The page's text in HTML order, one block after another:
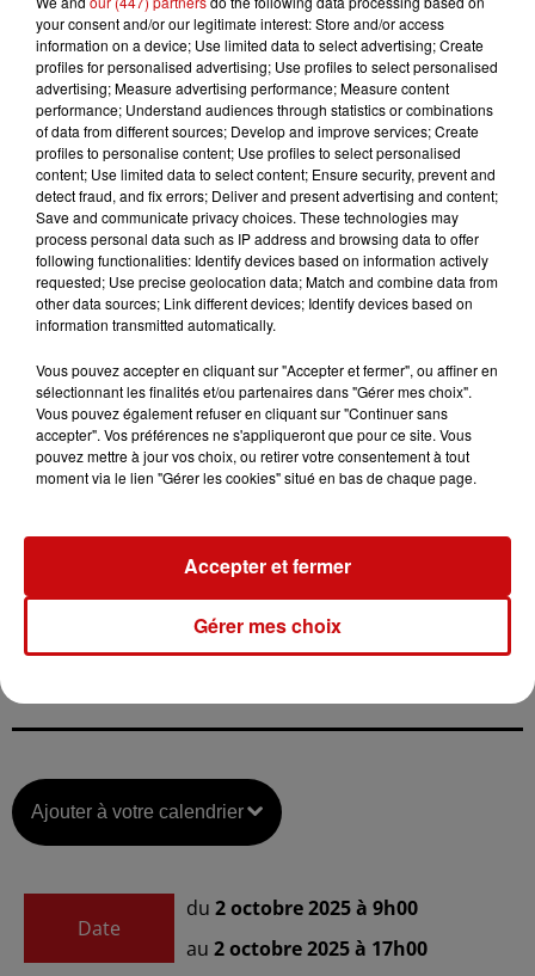
- Des ateliers CV et lettres de motivation pour bénéficier
de conseils personnalisés et optimiser ses candidatures
- Un job-dating avec possibilité de déposer son CV et de
candidater directement à des postes ouverts ou des
offres à venir (CDD, apprentissage, recrutement de
personnes en situation de handicap, etc.).
Cette journée s’inscrit dans le cadre du lancement de la
nouvelle campagne nationale de concours 2025, placée
sous le slogan « Mon talent, j’en ai fait mon métier ». À
valeur la diversité des profils et rappeler que des
qualités personnelles telles que l’organisation, l’analyse
ou l’écoute constituent de véritables atouts pour
réussir. Afin de favoriser une plus large accessibilité, les
épreuves des concours externes de contrôleur et
Plus d’informations sont disponibles sur le site des
services de l’État dans le Haut-Rhin :
rhin.gouv.fr/Actions-de-l-Etat/Finances-
Publiques/Attractivite2/Trouve-ton-job-aux-Finances-
Ajouter à votre calendrier
Date
du 2 octobre 2025 à 9h00
au 2 octobre 2025 à 17h00
your consent and/or our legitimate interest: Store and/or access
information on a device; Use limited data to select advertising; Create
profiles for personalised advertising; Use profiles to select personalised
advertising; Measure advertising performance; Measure content
performance; Understand audiences through statistics or combinations
of data from different sources; Develop and improve services; Create
profiles to personalise content; Use profiles to select personalised
content; Use limited data to select content; Ensure security, prevent and
detect fraud, and fix errors; Deliver and present advertising and content;
Save and communicate privacy choices. These technologies may
process personal data such as IP address and browsing data to offer
following functionalities: Identify devices based on information actively
requested; Use precise geolocation data; Match and combine data from
other data sources; Link different devices; Identify devices based on
information transmitted automatically.
Vous pouvez accepter en cliquant sur "Accepter et fermer", ou affiner en
sélectionnant les finalités et/ou partenaires dans "Gérer mes choix".
Vous pouvez également refuser en cliquant sur "Continuer sans
accepter". Vos préférences ne s'appliqueront que pour ce site. Vous
pouvez mettre à jour vos choix, ou retirer votre consentement à tout
moment via le lien "Gérer les cookies" situé en bas de chaque page.
Gérer mes choix
Accepter et fermer